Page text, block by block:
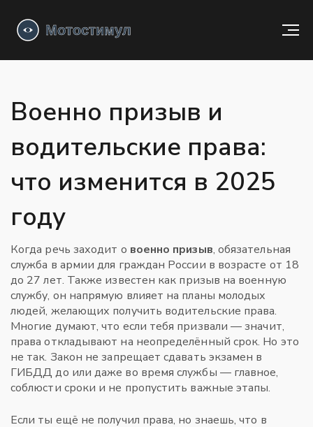
Военно призыв и
водительские права:
что изменится в 2025
году
Когда речь заходит о военно призыв, обязательная
служба в армии для граждан России в возрасте от 18
до 27 лет. Также известен как призыв на военную
службу, он напрямую влияет на планы молодых
людей, желающих получить водительские права.
Многие думают, что если тебя призвали — значит,
права откладывают на неопределённый срок. Но это
не так. Закон не запрещает сдавать экзамен в
ГИБДД до или даже во время службы — главное,
соблюсти сроки и не пропустить важные этапы.
Если ты ещё не получил права, но знаешь, что в